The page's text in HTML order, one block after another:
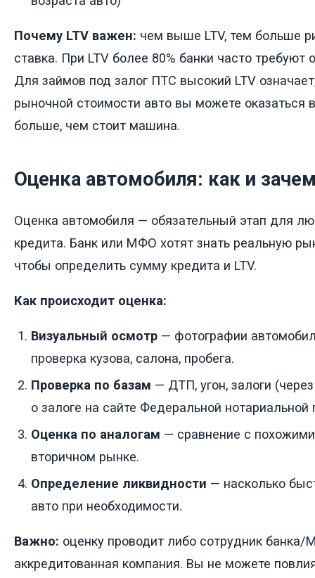
Почему LTV важен: чем выше LTV, тем больше
ставка. При LTV более 80% банки часто требуют
Для займов под залог ПТС высокий LTV
рыночной стоимости авто вы можете оказаться
больше, чем стоит машина.
Оценка автомобиля: как и
Оценка автомобиля — обязательный этап для
кредита. Банк или МФО хотят знать реальную
чтобы определить сумму кредита и LTV.
Как происходит оценка:
Визуальный осмотр — фотографии
проверка кузова, салона, пробега.
Проверка по базам — ДТП, угон, залоги
о залоге на сайте Федеральной нотариальной
Оценка по аналогам — сравнение с
вторичном рынке.
Определение ликвидности — насколько
авто при необходимости.
Важно: оценку проводит либо сотрудник
аккредитованная компания. Вы не можете